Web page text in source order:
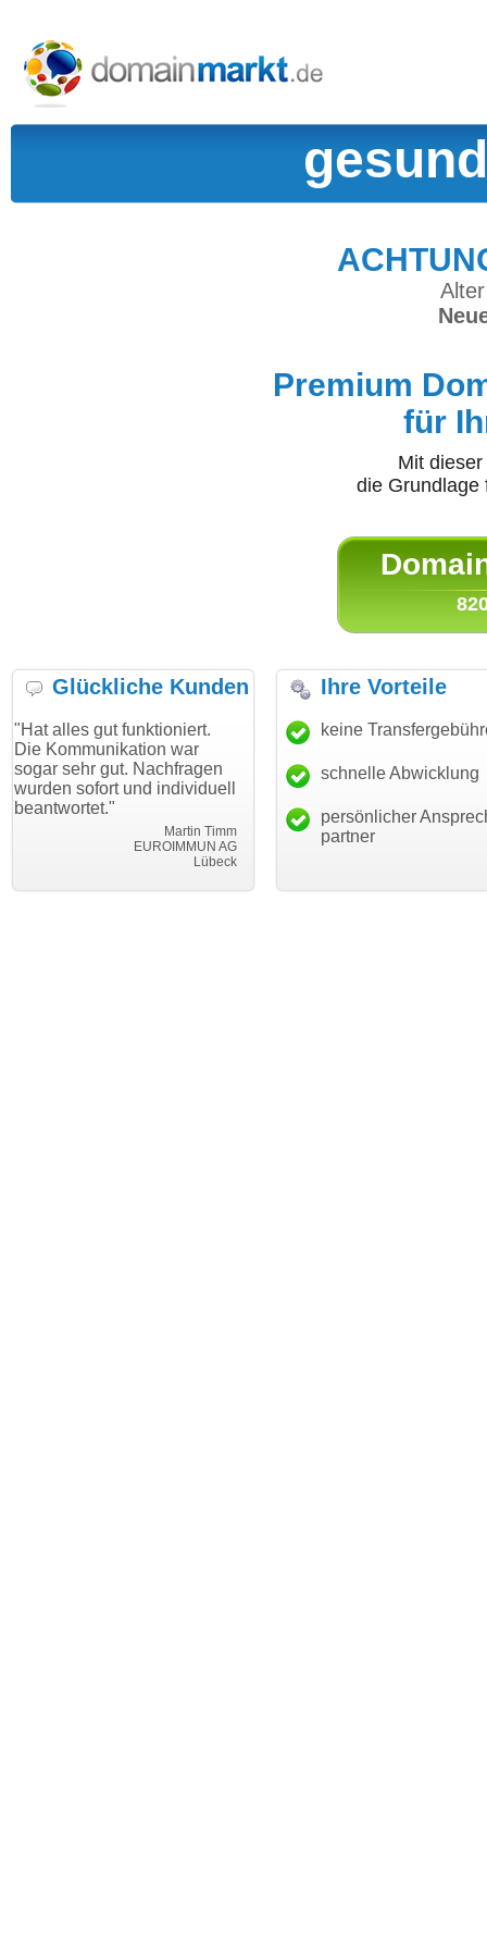
Premium
für
Mit
die
Glückliche Kunden
gut funktioniert.
war
gut. Nachfragen
und individuell
EUROIMMUN AG
"Danke für den schnellen
Transfer und guten Service!"
Thomas Schäfer
i can eckert communication GmbH
"Ich bin
haben.
mein
Ihre Vorteile
keine
schnelle Abwicklung
persönlicher
partner